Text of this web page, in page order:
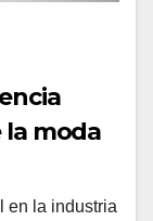
moda
en la industria